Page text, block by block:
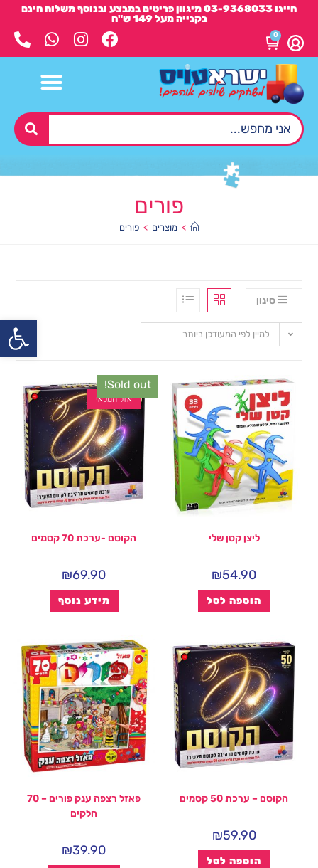
חייגו 03-9368033 מיגוון פריטים במבצע ובנוסף משלוח חינם
בקנייה מעל 149 ש"ח
0
פורים
> מוצרים > פורים
סינון
למיין לפי המעודכן ביותר
ליצן קטן שלי
₪54.90
הוספה לסל
Sold out!
אזל המלאי
הקוסם -ערכת 70 קסמים
₪69.90
מידע נוסף
הקוסם – ערכת 50 קסמים
₪59.90
הוספה לסל
פאזל רצפה ענק פורים – 70
חלקים
₪39.90